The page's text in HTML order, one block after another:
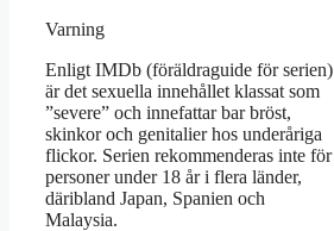
Varning
Enligt IMDb (föräldraguide för serien)
är det sexuella innehållet klassat som
”severe” och innefattar bar bröst,
skinkor och genitalier hos underåriga
flickor. Serien rekommenderas inte för
personer under 18 år i flera länder,
däribland Japan, Spanien och
Malaysia.